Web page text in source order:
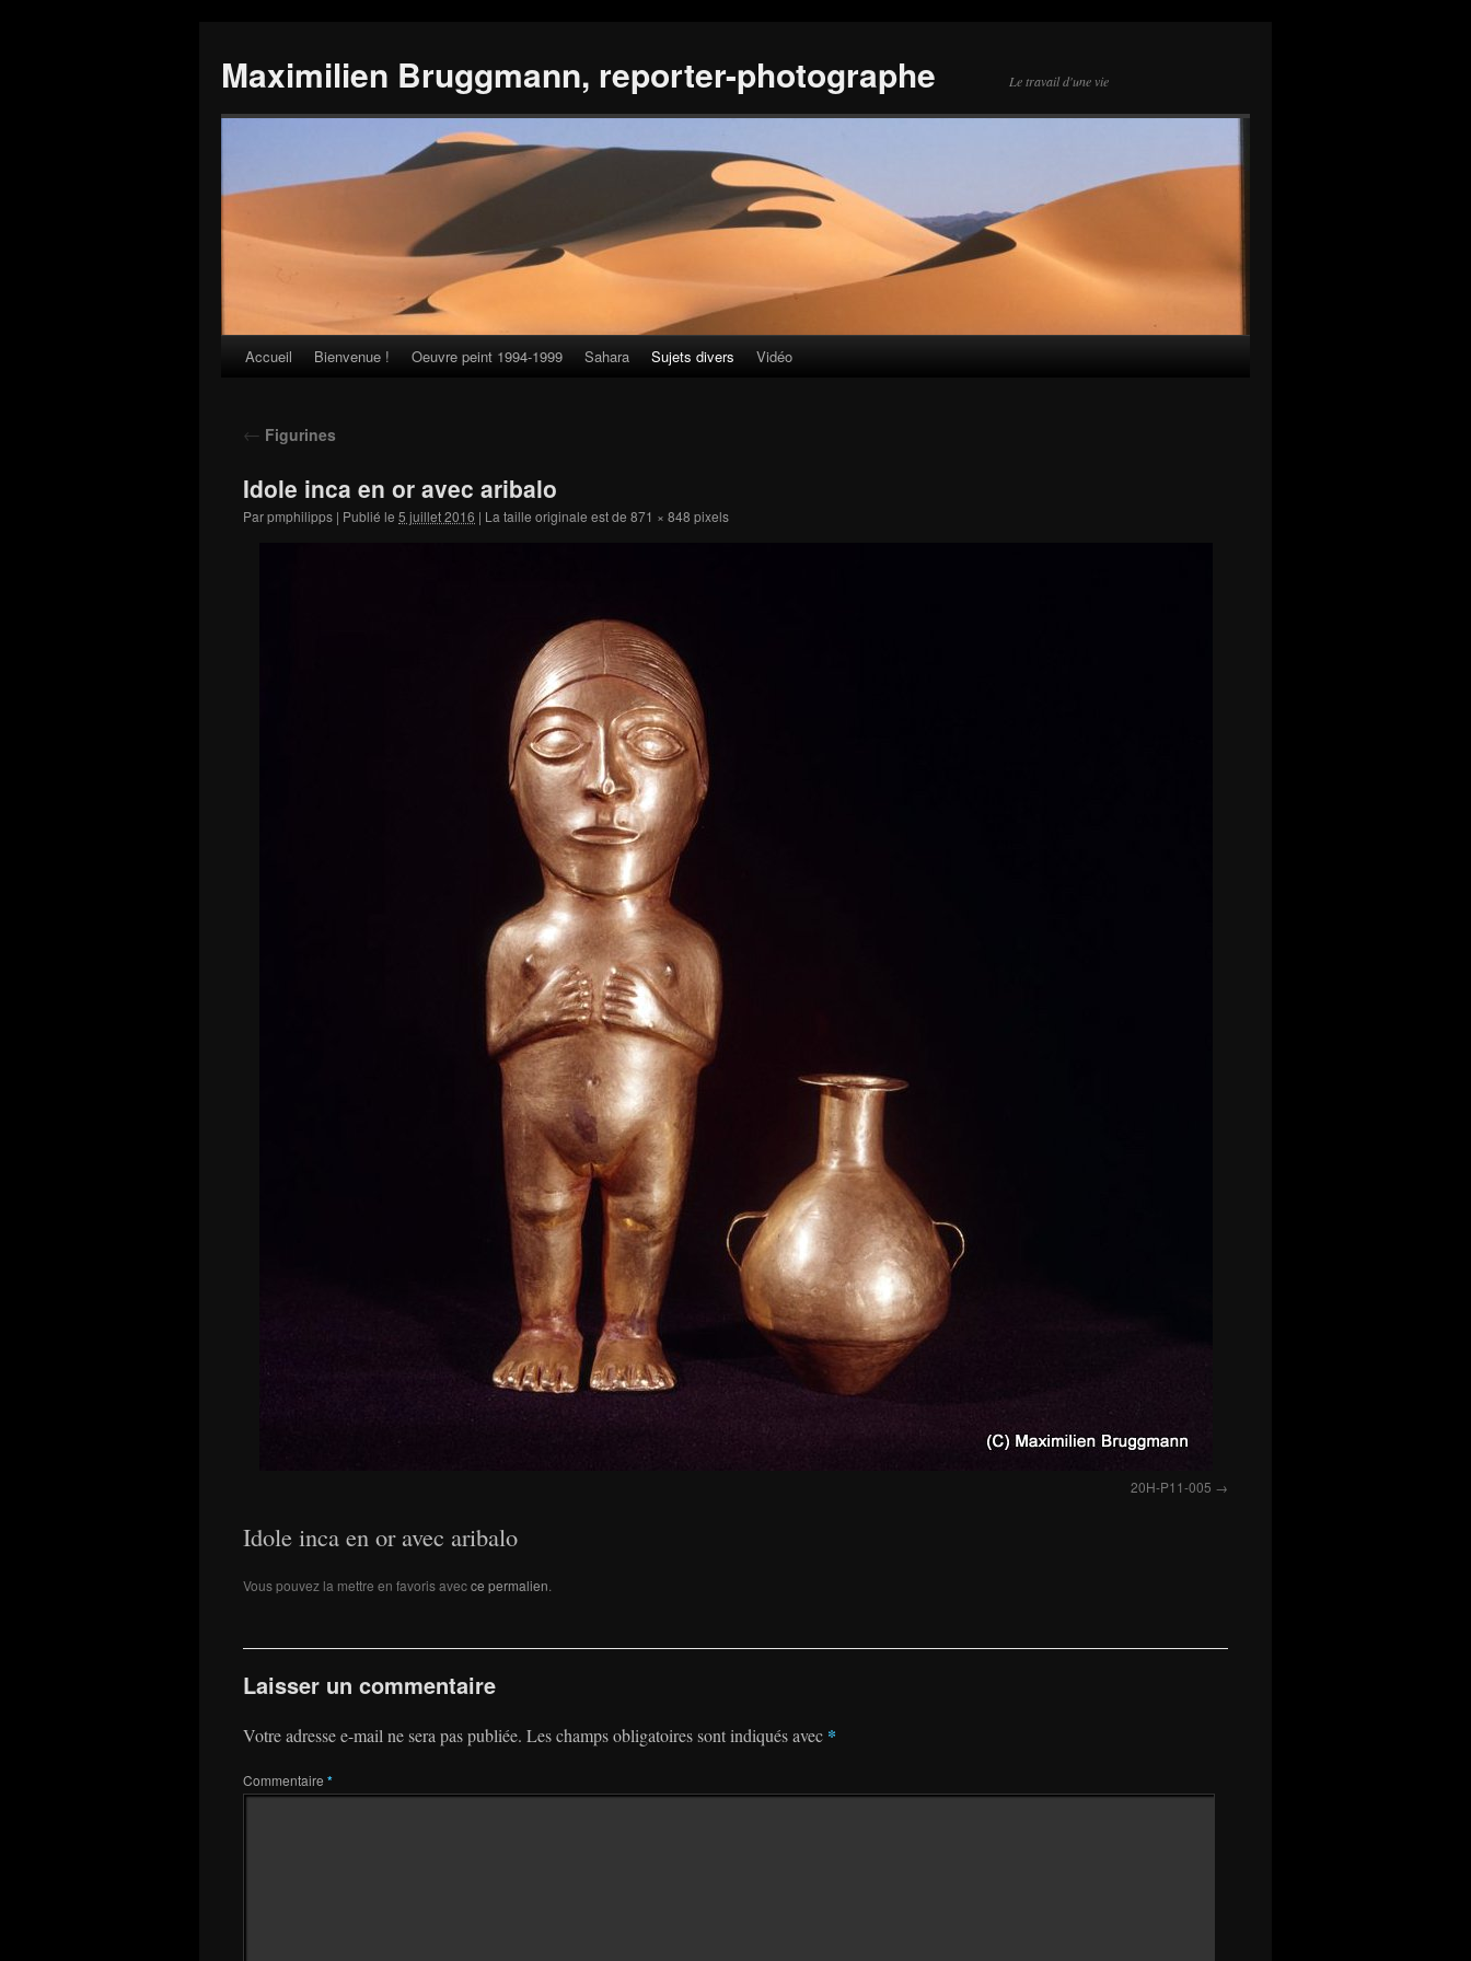
Maximilien Bruggmann, reporter-photographe Le travail d'une vie
Skip
content
Accueil Bienvenue ! Oeuvre peint 1994-1999 Sahara Sujets divers Vidéo
← Figurines
Idole inca en or avec aribalo
Parpmphilipps | Publié le 5 juillet 2016 | La taille originale est de 871 × 848 pixels
20H-P11-005
Idole inca en or avec aribalo
Vous pouvez la mettre en favoris avecce permalien
Laisser un commentaire
Votre adresse e-mail ne sera pas publiée. Les champs obligatoires sont indiqués avec *
Commentaire *